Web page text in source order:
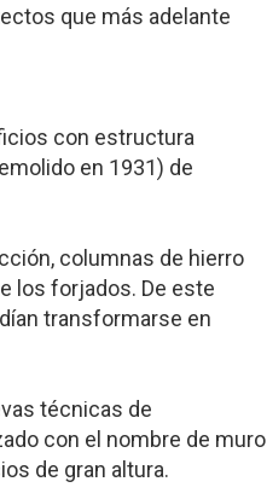
que más adelante
con estructura
en 1931) de
columnas de hierro
los forjados. De este
transformarse en
técnicas de
con el nombre de muro
de gran altura.